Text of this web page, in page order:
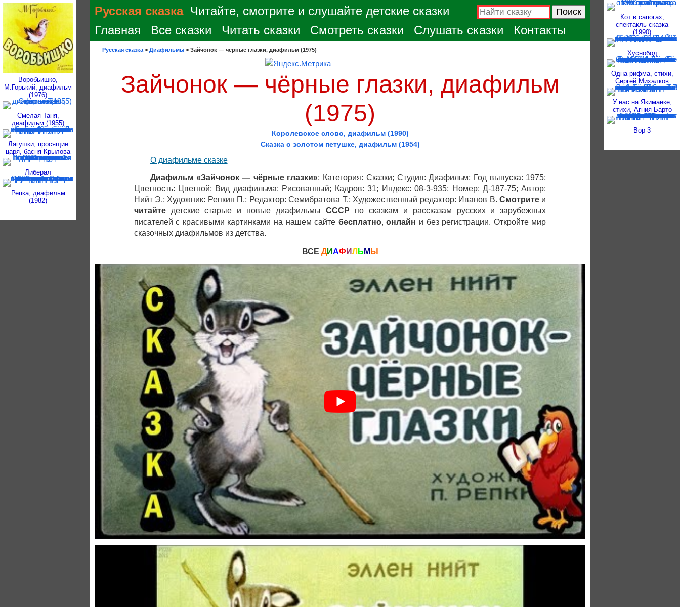
Воробьишко,
М.Горький, диафильм
(1976)
Смелая Таня,
диафильм (1955)
Лягушки, просящие
царя, басня Крылова
Либерал
Репка, диафильм
(1982)
Кот в сапогах,
спектакль сказка
(1990)
Хуснобод
Одна рифма, стихи,
Сергей Михалков
У нас на Якиманке,
стихи, Агния Барто
Вор-3
Русская сказка Читайте, смотрите и слушайте детские сказки
Главная
Все сказки Читать сказки Смотреть сказки Слушать сказки Контакты
Русская сказка > Диафильмы > Зайчонок — чёрные глазки, диафильм (1975)
Зайчонок — чёрные глазки, диафильм
(1975)
Королевское слово, диафильм (1990)
Сказка о золотом петушке, диафильм (1954)
О диафильме сказке
Диафильм «Зайчонок — чёрные глазки»; Категория: Сказки; Студия: Диафильм; Год выпуска: 1975;
Цветность: Цветной; Вид диафильма: Рисованный; Кадров: 31; Индекс: 08-3-935; Номер: Д-187-75; Автор:
Нийт Э.; Художник: Репкин П.; Редактор: Семибратова Т.; Художественный редактор: Иванов В. Смотритеи
читайтедетские старые и новые диафильмыСССР по сказкам и рассказам русских и зарубежных
писателей с красивыми картинками на нашем сайте бесплатно,онлайн и без регистрации. Откройте мир
сказочных диафильмов из детства.
ВСЕ ДИАФ ИЛ Ь М Ы